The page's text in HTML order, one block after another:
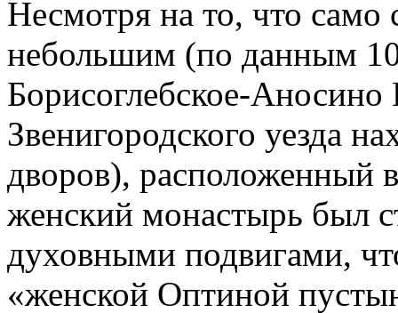
Несмотря на то, что само
небольшим (по данным 10
Борисоглебское-Аносино
Звенигородского уезда
дворов), расположенный
женский монастырь был
духовными подвигами,
«женской Оптиной